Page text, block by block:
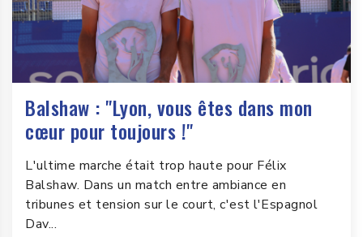
Balshaw : "Lyon, vous êtes dans mon
cœur pour toujours !"
L'ultime marche était trop haute pour Félix
Balshaw. Dans un match entre ambiance en
tribunes et tension sur le court, c'est l'Espagnol
Dav...